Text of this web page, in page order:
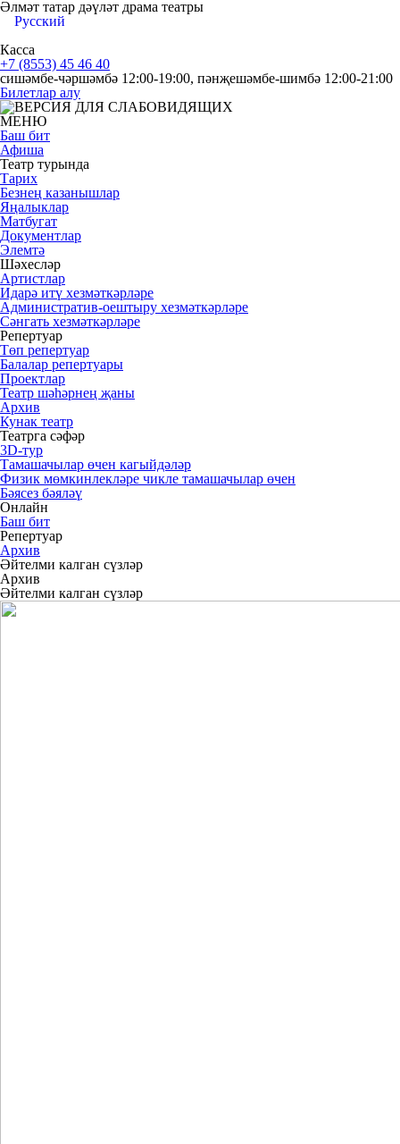
Әлмәт татар дәүләт драма театры
Русский
Касса
+7 (8553) 45 46 40
сишәмбе-чәршәмбә 12:00-19:00, пәнҗешәмбе-шимбә 12:00-21:00
Билетлар алу
МЕНЮ
Баш бит
Афиша
Театр турында
Тарих
Безнең казанышлар
Яңалыклар
Матбугат
Документлар
Элемтә
Шәхесләр
Артистлар
Идарә итү хезмәткәрләре
Административ-оештыру хезмәткәрләре
Сәнгать хезмәткәрләре
Репертуар
Төп репертуар
Балалар репертуары
Проектлар
Театр шәһәрнең җаны
Архив
Кунак театр
Театрга сәфәр
3D-тур
Тамашачылар өчен кагыйдәләр
Физик мөмкинлекләре чикле тамашачылар өчен
Бәясез бәяләү
Онлайн
Баш бит
Репертуар
Архив
Әйтелми калган сүзләр
Архив
Әйтелми калган сүзләр